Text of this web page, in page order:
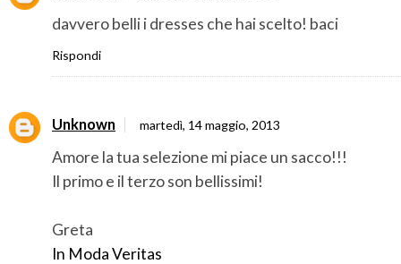
davvero belli i dresses che hai scelto! baci
Rispondi
Unknown martedì, 14 maggio, 2013
Amore la tua selezione mi piace un sacco!!!
Il primo e il terzo son bellissimi!
Greta
In Moda Veritas